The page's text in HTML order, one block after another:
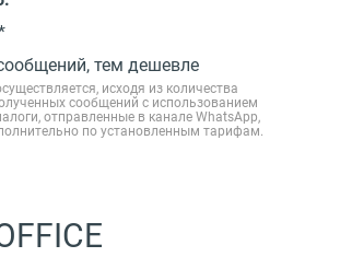
тем дешевле
исходя из количества
сообщений с использованием
отправленные в канале WhatsApp,
по установленным тарифам.